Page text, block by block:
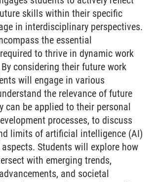
skills within their specific
in interdisciplinary perspectives.
the essential
to thrive in dynamic work
considering their future work
will engage in various
the relevance of future
can be applied to their personal
processes, to discuss
limits of artificial intelligence (AI)
Students will explore how
with emerging trends,
and societal